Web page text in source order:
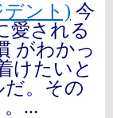
デント) 今
愛される
がわかっ
けたいと
。その
...